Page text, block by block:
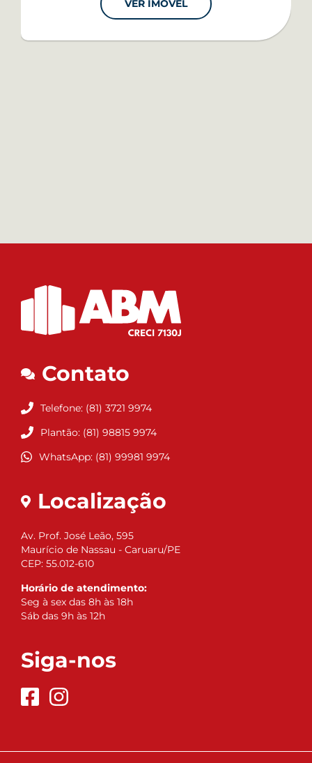
VER IMÓVEL
Contato
Telefone: (81) 3721 9974
Plantão: (81) 98815 9974
WhatsApp: (81) 99981 9974
Localização
Av. Prof. José Leão, 595
Maurício de Nassau - Caruaru/PE
CEP: 55.012-610
Horário de atendimento:
Seg à sex das 8h às 18h
Sáb das 9h às 12h
Siga-nos